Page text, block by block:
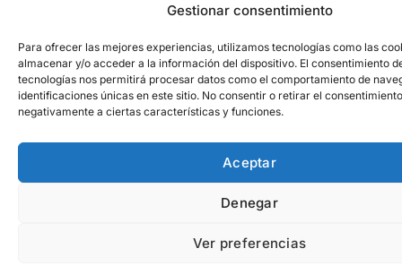
Gestionar consentimiento
Para ofrecer las mejores experiencias, utilizamos tecnologías como las
almacenar y/o acceder a la información del dispositivo. El consentimiento
tecnologías nos permitirá procesar datos como el comportamiento de
identificaciones únicas en este sitio. No consentir o retirar el
negativamente a ciertas características y funciones.
Aceptar
Denegar
Ver preferencias